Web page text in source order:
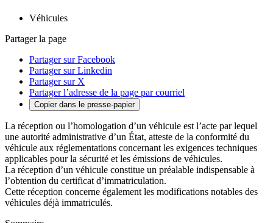
Véhicules
Partager la page
Partager sur Facebook
Partager sur Linkedin
Partager sur X
Partager l’adresse de la page par courriel
Copier dans le presse-papier
La réception ou l’homologation d’un véhicule est l’acte par lequel
une autorité administrative d’un État, atteste de la conformité du
véhicule aux réglementations concernant les exigences techniques
applicables pour la sécurité et les émissions de véhicules.
La réception d’un véhicule constitue un préalable indispensable à
l’obtention du certificat d’immatriculation.
Cette réception concerne également les modifications notables des
véhicules déjà immatriculés.